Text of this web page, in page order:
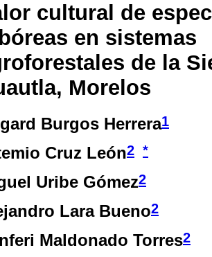
cultural de
en sistemas
de la
Morelos
Burgos Herrera1
Cruz León2 *
Uribe Gómez2
Lara Bueno2
Maldonado Torres2